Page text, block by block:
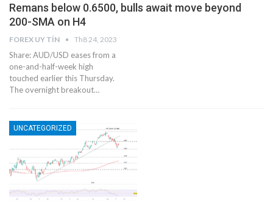
Remans below 0.6500, bulls await move beyond
200-SMA on H4
FOREX UY TÍN Th8 24, 2023
Share: AUD/USD eases from a
one-and-half-week high
touched earlier this Thursday.
The overnight breakout…
UNCATEGORIZED